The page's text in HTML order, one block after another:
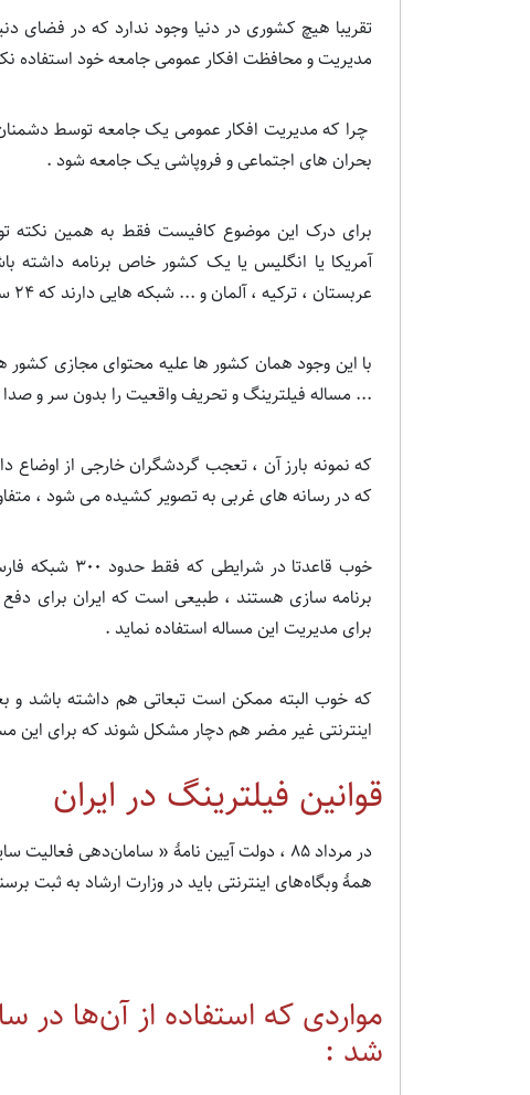
تقریبا هیچ کشوری در دنیا وجود ندارد که در فضای
مدیریت و محافظت افکار عمومی جامعه خود استفاده
چرا که مدیریت افکار عمومی یک جامعه توسط دشمنان
بحران های اجتماعی و فروپاشی یک جامعه شود .
برای درک این موضوع کافیست فقط به همین نکته
آمریکا یا انگلیس یا یک کشور خاص برنامه داشته
عربستان ، ترکیه ، آلمان و ... شبکه هایی دارند که 24 ساعته فقط و فقط علیه ایران برنامه سازی می کنند !!
با این وجود همان کشور ها علیه محتوای مجازی کشور
... مساله فیلترینگ و تحریف واقعیت را بدون سر و
که نمونه بارز آن ، تعجب گردشگران خارجی از اوضاع
که در رسانه های غربی به تصویر کشیده می شود ،
خوب قاعدتا در
برنامه سازی هستند ، طبیعی است که ایران برای دفع
برای مدیریت این مساله استفاده نماید .
که خوب البته ممکن است تبعاتی هم داشته باشد
اینترنتی غیر مضر هم دچار مشکل شوند که برای این
قوانین فیلترینگ در ایران
در مرداد ۸۵ ، دولت آیین نامهٔ « سامان‌دهی
همهٔ وبگاه‌های اینترنتی باید در وزارت ارشاد به ثبت
مواردی که استفاده از آن‌ها
شد :